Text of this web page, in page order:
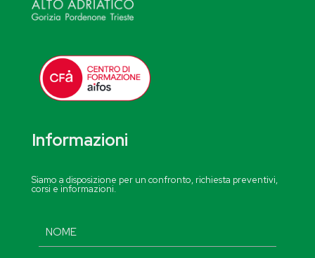
Informazioni
Siamo a disposizione per un confronto, richiesta preventivi,
corsi e informazioni.